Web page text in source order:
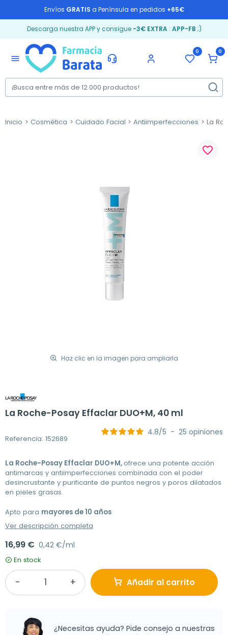
Envíos GRATIS a Península en pedidos +65€
Descarga nuestra APP y consigue -3€ EXTRA: APP-FB ;)
menu
0 0
Inicio Cosmética Cuidado Facial Antiimperfecciones La
Haz clic en la imagen para ampliarla
favorite_border
La Roche-Posay Effaclar DUO+M, 40 ml
Referencia: 152689
4.8/5 - 25 opiniones
La Roche-Posay Effaclar DUO+M,ofrece una potente acción
antimarcas y antiimperfecciones combinada con el poder
desincrustante y purificante de puntos negros y poros dilatados
en pieles grasas.
Apto para mayores de 10 años
Ver descripción completa
16,99 € 0,42 €/ml
En stock
Añadir al carrito
¿Necesitas ayuda? Pide consejo a nuestras